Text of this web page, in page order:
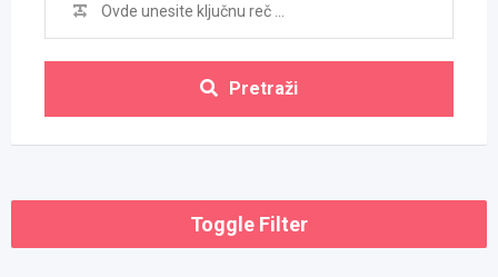
Pretraži
Toggle Filter